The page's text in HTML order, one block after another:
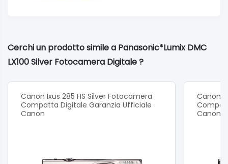
Cerchi un prodotto simile a Panasonic*Lumix DMC
LX100 Silver Fotocamera Digitale ?
Canon Ixus 285 HS Silver Fotocamera
Compatta Digitale Garanzia Ufficiale
Canon
Canon
Canon